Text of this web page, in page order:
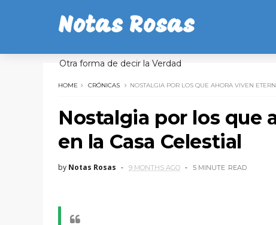
Notas Rosas
Otra forma de decir la Verdad
HOME CRÓNICAS NOSTALGIA POR LOS QUE AHORA VIVEN
Nostalgia por los que
en la Casa Celestial
by Notas Rosas 9 MONTHS AGO 5 MINUTE READ